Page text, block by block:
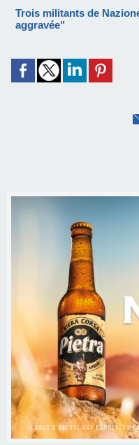
Trois militants de
aggravée"